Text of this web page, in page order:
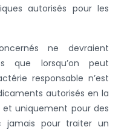
autorisés pour les
ne devraient
que lorsqu’on peut
responsable n’est
autorisés en la
uniquement pour des
jamais pour traiter un